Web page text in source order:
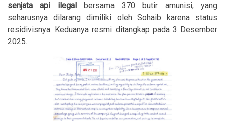
senjata api ilegal
bersama 370 butir amunisi, yang
seharusnya dilarang dimiliki oleh Sohaib karena status
residivisnya. Keduanya resmi ditangkap pada 3 Desember
2025.